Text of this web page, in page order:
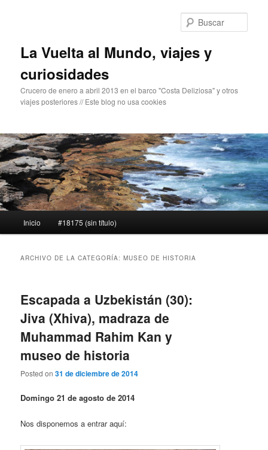
La Vuelta al Mundo, viajes y
curiosidades
Crucero de enero a abril 2013 en el barco "Costa Deliziosa" y otros
viajes posteriores // Este blog no usa cookies
principal
Inicio #18175 (sin título)
ARCHIVO DE LA CATEGORÍA:MUSEO DE HISTORIA
Escapada a Uzbekistán (30):
Jiva (Xhiva), madraza de
Muhammad Rahim Kan y
museo de historia
Posted on31 de diciembre de 2014
Domingo 21 de agosto de 2014
Nos disponemos a entrar aquí: